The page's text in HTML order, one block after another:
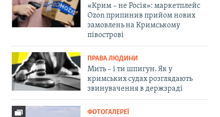
«Крим – не Росія»: маркетплейс
Ozon припинив прийом нових
замовлень на Кримському
півострові
ПРАВА ЛЮДИНИ
Мить – і ти шпигун. Як у
кримських судах розглядають
звинувачення в держзраді
ФОТОГАЛЕРЕЇ